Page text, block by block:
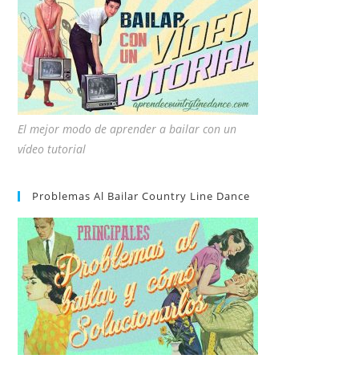
El mejor modo de aprender a bailar con un
vídeo tutorial
Problemas Al Bailar Country Line Dance